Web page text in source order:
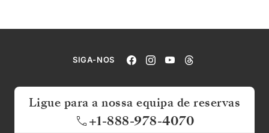
SIGA-NOS
Ligue para a nossa equipa de reservas
+1-888-978-4070